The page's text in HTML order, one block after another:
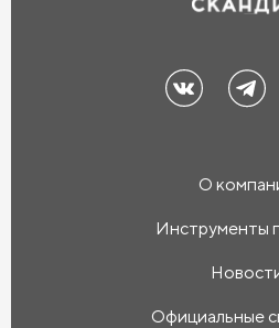
О
Инструменты
Официальные